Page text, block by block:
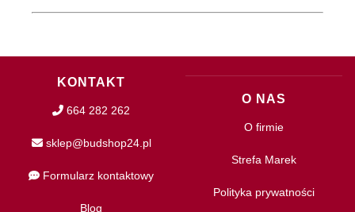
KONTAKT
664 282 262
sklep@budshop24.pl
Formularz kontaktowy
Blog
O NAS
O firmie
Strefa Marek
Polityka prywatności